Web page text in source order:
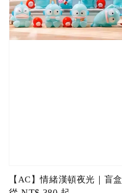
【AC】情緒漢頓夜光｜盲盒